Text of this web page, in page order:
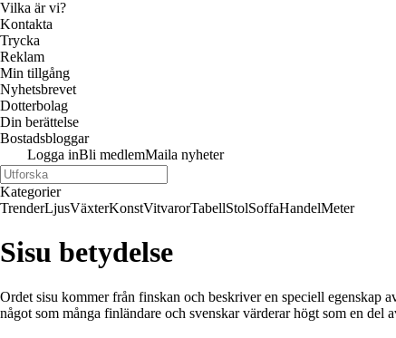
Vilka är vi?
Kontakta
Trycka
Reklam
Min tillgång
Nyhetsbrevet
Dotterbolag
Din berättelse
Bostadsbloggar
Logga inBli medlemMaila nyheter
Kategorier
TrenderLjusVäxterKonstVitvarorTabellStolSoffaHandelMeter
Sisu betydelse
Ordet sisu kommer från finskan och beskriver en speciell egenskap
något som många finländare och svenskar värderar högt som en del